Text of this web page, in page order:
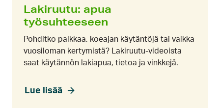
Lakiruutu: apua
työsuhteeseen
Pohditko palkkaa, koeajan käytäntöjä tai vaikka
vuosiloman kertymistä? Lakiruutu-videoista
saat käytännön lakiapua, tietoa ja vinkkejä.
Lue lisää